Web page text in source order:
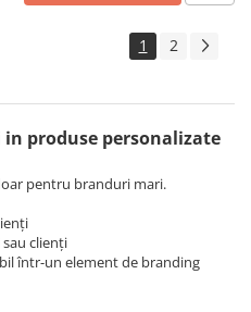
1 2
produse personalizate
pentru branduri mari.
clienți
într-un element de branding